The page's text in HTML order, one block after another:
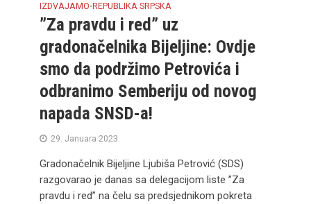
IZDVAJAMO•REPUBLIKA SRPSKA
”Za pravdu i red” uz
gradonačelnika Bijeljine: Ovdje
smo da podržimo Petrovića i
odbranimo Semberiju od novog
napada SNSD-a!
29. Januara 2023.
Gradonačelnik Bijeljine Ljubiša Petrović (SDS)
razgovarao je danas sa delegacijom liste ”Za
pravdu i red” na čelu sa predsjednikom pokreta